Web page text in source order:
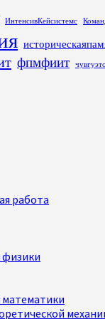
ИнтенсивКейсистемс
фпмфиит
работа
физики